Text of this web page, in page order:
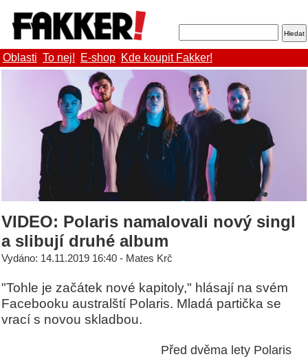
Oblasti To nej! E-shop Kde koupit Fakker!
VIDEO: Polaris namalovali nový singl
a slibují druhé album
Vydáno: 14.11.2019 16:40 - Mates Krč
"Tohle je začátek nové kapitoly," hlásají na svém
Facebooku australští Polaris. Mladá partička se
vrací s novou skladbou.
Před dvěma lety Polaris